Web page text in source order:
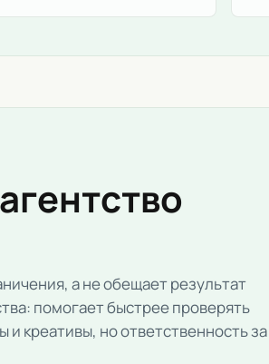
а не обещает результат
помогает быстрее проверять
и креативы, но ответственность за